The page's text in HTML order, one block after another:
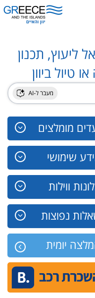
ליעוץ, תכנון
טיול ביוון
מומלצים
שימושי
ווילות
נפוצות
יומית